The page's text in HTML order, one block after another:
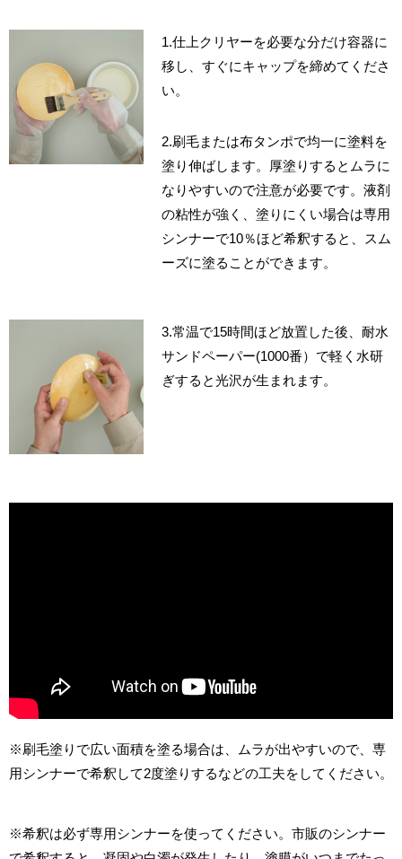
1.仕上クリヤーを必要な分だけ容器に
移し、すぐにキャップを締めてくださ
い。
2.刷毛または布タンポで均一に塗料を
塗り伸ばします。厚塗りするとムラに
なりやすいので注意が必要です。液剤
の粘性が強く、塗りにくい場合は専用
シンナーで10％ほど希釈すると、スム
ーズに塗ることができます。
3.常温で15時間ほど放置した後、耐水
サンドペーパー(1000番）で軽く水研
ぎすると光沢が生まれます。
※刷毛塗りで広い面積を塗る場合は、ムラが出やすいので、専
用シンナーで希釈して2度塗りするなどの工夫をしてください。
※希釈は必ず専用シンナーを使ってください。市販のシンナー